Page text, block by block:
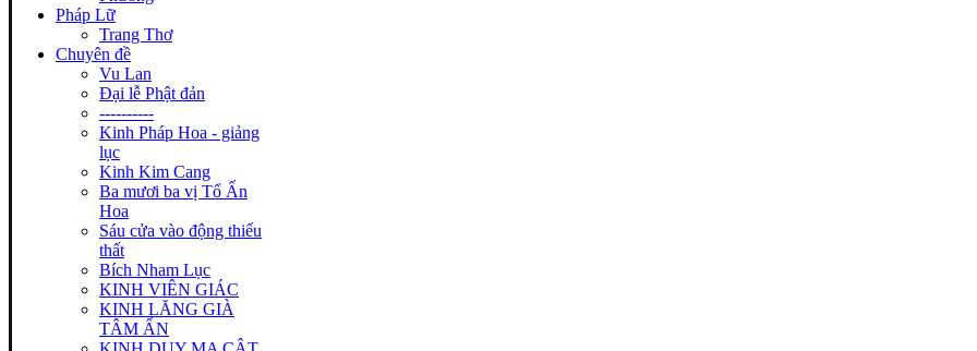
Pháp Lữ
Trang Thơ
Chuyên đề
Vu Lan
Đại lễ Phật đản
----------
Kinh Pháp Hoa - giảng
lục
Kinh Kim Cang
Ba mươi ba vị Tổ Ấn
Hoa
Sáu cửa vào động thiếu
thất
Bích Nham Lục
KINH VIÊN GIÁC
KINH LĂNG GIÀ
TÂM ẤN